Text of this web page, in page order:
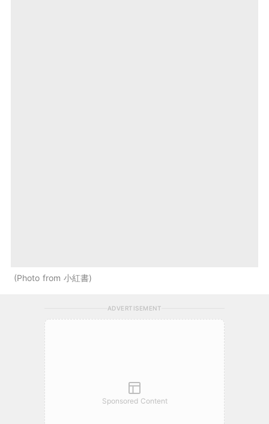
Photo from 小紅書
ADVERTISEMENT
Sponsored Content